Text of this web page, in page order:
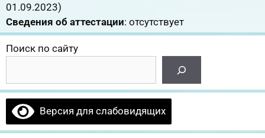
01.09.2023)
Сведения об аттестации: отсутствует
Поиск по сайту
Версия для слабовидящих